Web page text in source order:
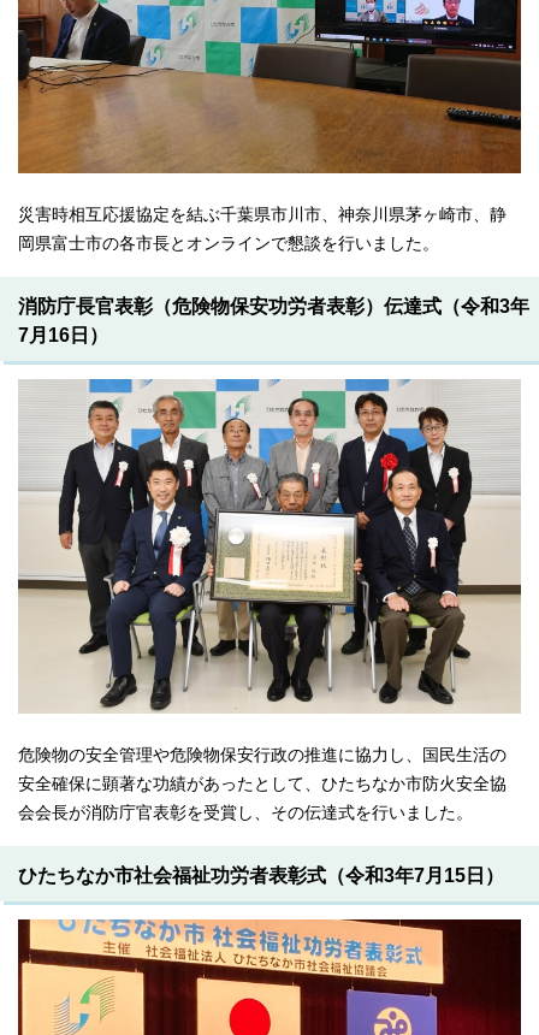
災害時相互応援協定を結ぶ千葉県市川市、神奈川県茅ヶ崎市、静
岡県富士市の各市長とオンラインで懇談を行いました。
消防庁長官表彰（危険物保安功労者表彰）伝達式（令和3年
7月16日）
危険物の安全管理や危険物保安行政の推進に協力し、国民生活の
安全確保に顕著な功績があったとして、ひたちなか市防火安全協
会会長が消防庁官表彰を受賞し、その伝達式を行いました。
ひたちなか市社会福祉功労者表彰式（令和3年7月15日）